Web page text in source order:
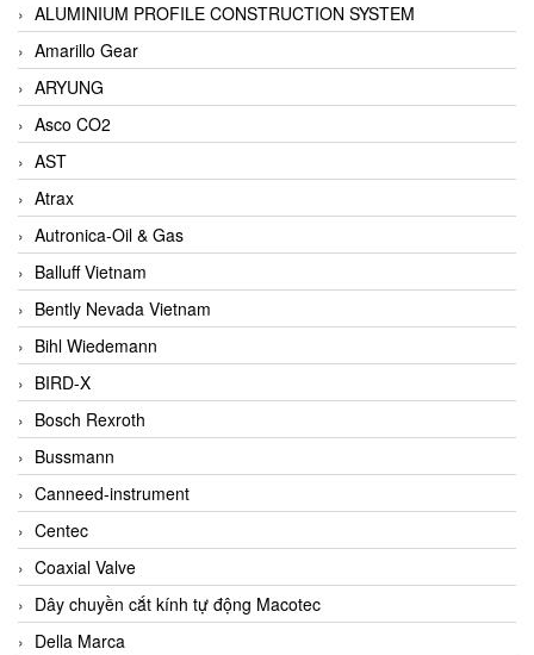
ALUMINIUM PROFILE CONSTRUCTION SYSTEM
Amarillo Gear
ARYUNG
Asco CO2
AST
Atrax
Autronica-Oil & Gas
Balluff Vietnam
Bently Nevada Vietnam
Bihl Wiedemann
BIRD-X
Bosch Rexroth
Bussmann
Canneed-instrument
Centec
Coaxial Valve
Dây chuyền cắt kính tự động Macotec
Della Marca